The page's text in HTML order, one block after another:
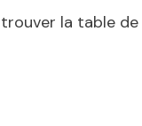
la table de